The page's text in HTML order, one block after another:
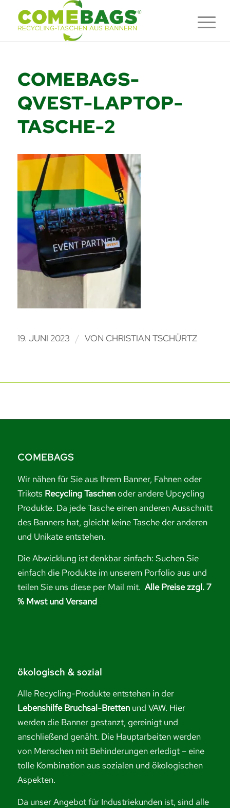
COMEBAGS-
QVEST-LAPTOP-
TASCHE-2
19. JUNI 2023 / VON CHRISTIAN TSCHÜRTZ
COMEBAGS
Wir nähen für Sie aus Ihrem Banner, Fahnen oder
Trikots Recycling Taschenoder andere Upcycling
Produkte. Da jede Tasche einen anderen Ausschnitt
des Banners hat, gleicht keine Tasche der anderen
und Unikate entstehen.
Die Abwicklung ist denkbar einfach: Suchen Sie
einfach die Produkte im unserem Porfolio aus und
teilen Sie uns diese per Mail mit. Alle Preise zzgl. 7
% Mwst und Versand
ökologisch & sozial
Alle Recycling-Produkte entstehen in der
Lebenshilfe Bruchsal-Bretten und VAW. Hier
werden die Banner gestanzt, gereinigt und
anschließend genäht. Die Hauptarbeiten werden
von Menschen mit Behinderungen erledigt – eine
tolle Kombination aus sozialen und ökologischen
Aspekten.
Da unser Angebot für Industriekunden ist, sind alle